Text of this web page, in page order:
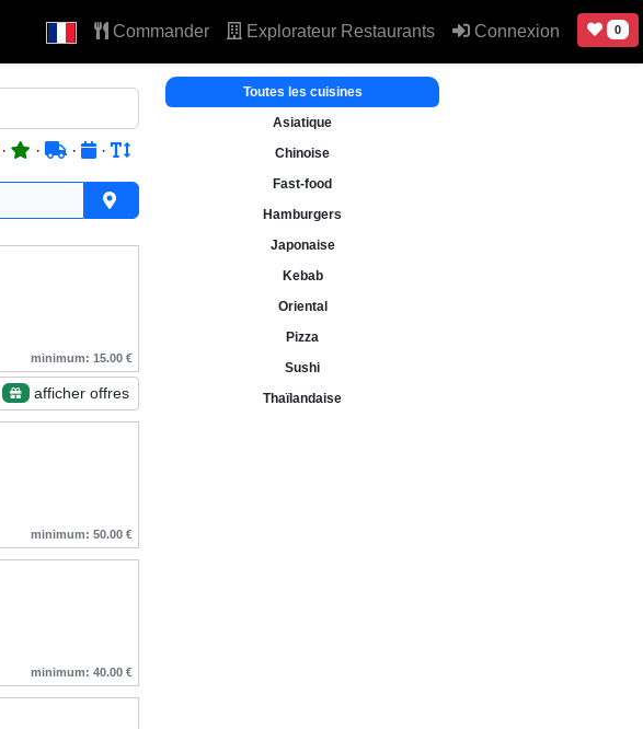
Commander Explorateur Restaurants Connexion 0
· · · ·
minimum: 15.00 €
afficher offres
minimum: 50.00 €
minimum: 40.00 €
Toutes les cuisines
Asiatique
Chinoise
Fast-food
Hamburgers
Japonaise
Kebab
Oriental
Pizza
Sushi
Thaïlandaise